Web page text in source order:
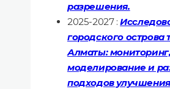
разрешения.
2025-2027 :
городского острова
Алматы: мониторинг,
моделирование и
подходов